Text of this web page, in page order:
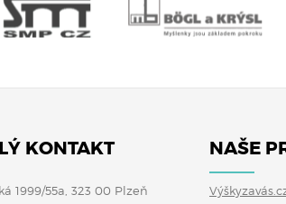
KONTAKT
1999/55a, 323 00 Plzeň
NAŠE